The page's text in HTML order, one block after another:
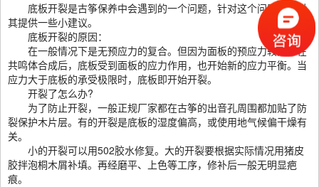
底板开裂是古筝保养中会遇到的一个问题，针对这个问题小编对
其提供一些小建议。
底板开裂的原因：
在一般情况下是无预应力的复合。但因为面板的预应力较大，在
共鸣体合成后，底板受到面板的应力作用，也开始新的应力平衡。当
应力大于底板的承受极限时，底板即开始开裂。
开裂了怎么办?
为了防止开裂，一般正规厂家都在古筝的出音孔周围都加贴了防
裂保护木片层。有的开裂是底板的湿度偏高，或使用地气候偏干燥有
关。
小的开裂可以用502胶水修复。大的开裂要根据实际情况用猪皮
胶拌泡桐木屑补填。再经磨平、上色等工序，修补后一般无明显疤
痕。